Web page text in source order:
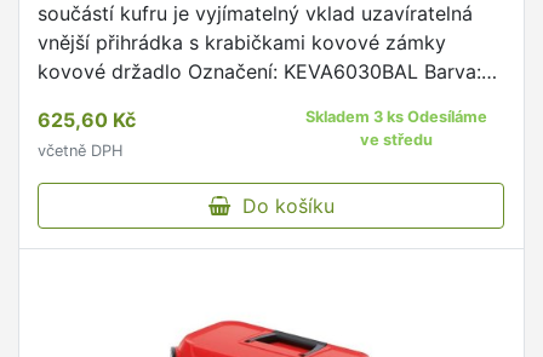
součástí kufru je vyjímatelný vklad uzavíratelná
vnější přihrádka s krabičkami kovové zámky
kovové držadlo Označení: KEVA6030BAL Barva:
Šířka: 28,8 cm Výška: …
625,60 Kč
včetně DPH
Skladem 3 ks Odesíláme
ve středu
Do košíku